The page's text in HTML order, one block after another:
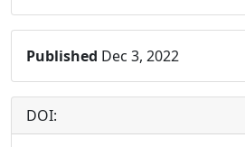
Published Dec 3, 2022
DOI: